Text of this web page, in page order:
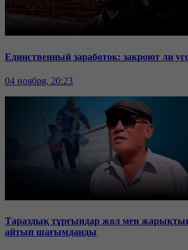
Единственный заработок: закроют ли
04 ноября, 20:23
Тараздық тұрғындар жол мен
айтып шағымданды